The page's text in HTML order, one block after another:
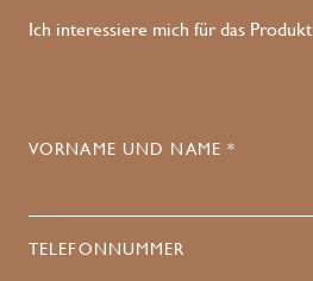
Ich interessiere mich für das Produkt
VORNAME UND NAME *
TELEFONNUMMER